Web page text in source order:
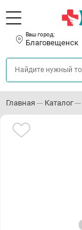
Ваш город:
Благовещенск
Главная Каталог